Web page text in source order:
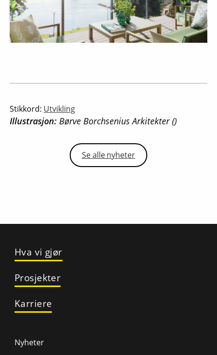
Stikkord: Utvikling
Illustrasjon: Børve Borchsenius Arkitekter ()
Se alle nyheter
Hva vi gjør
Prosjekter
Karriere
Nyheter